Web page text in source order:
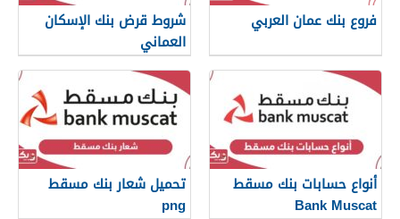
فروع بنك عمان العربي
شروط قرض بنك الإسكان
العماني
أنواع حسابات بنك مسقط
Bank Muscat
تحميل شعار بنك مسقط
png